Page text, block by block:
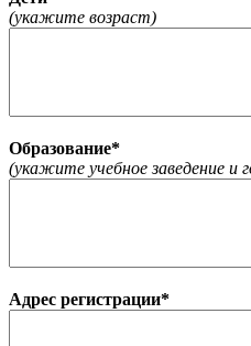
(укажите возраст)
Образование*
(укажите учебное заведение и
Адрес регистрации*